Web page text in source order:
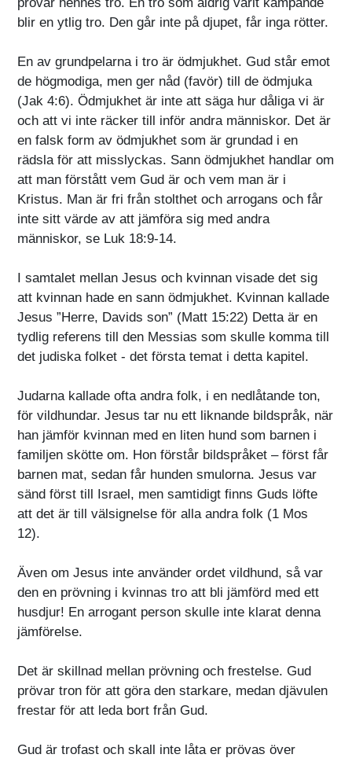
blir en ytlig tro. Den går inte på djupet, får inga rötter.
En av grundpelarna i tro är ödmjukhet. Gud står emot
de högmodiga, men ger nåd (favör) till de ödmjuka
(Jak 4:6). Ödmjukhet är inte att säga hur dåliga vi är
och att vi inte räcker till inför andra människor. Det är
en falsk form av ödmjukhet som är grundad i en
rädsla för att misslyckas. Sann ödmjukhet handlar om
att man förstått vem Gud är och vem man är i
Kristus. Man är fri från stolthet och arrogans och får
inte sitt värde av att jämföra sig med andra
människor, se Luk 18:9-14.
I samtalet mellan Jesus och kvinnan visade det sig
att kvinnan hade en sann ödmjukhet. Kvinnan kallade
Jesus ”Herre, Davids son” (Matt 15:22) Detta är en
tydlig referens till den Messias som skulle komma till
det judiska folket - det första temat i detta kapitel.
Judarna kallade ofta andra folk, i en nedlåtande ton,
för vildhundar. Jesus tar nu ett liknande bildspråk, när
han jämför kvinnan med en liten hund som barnen i
familjen skötte om. Hon förstår bildspråket – först får
barnen mat, sedan får hunden smulorna. Jesus var
sänd först till Israel, men samtidigt finns Guds löfte
att det är till välsignelse för alla andra folk (1 Mos
12).
Även om Jesus inte använder ordet vildhund, så var
den en prövning i kvinnas tro att bli jämförd med ett
husdjur! En arrogant person skulle inte klarat denna
jämförelse.
Det är skillnad mellan prövning och frestelse. Gud
prövar tron för att göra den starkare, medan djävulen
frestar för att leda bort från Gud.
Gud är trofast och skall inte låta er prövas över